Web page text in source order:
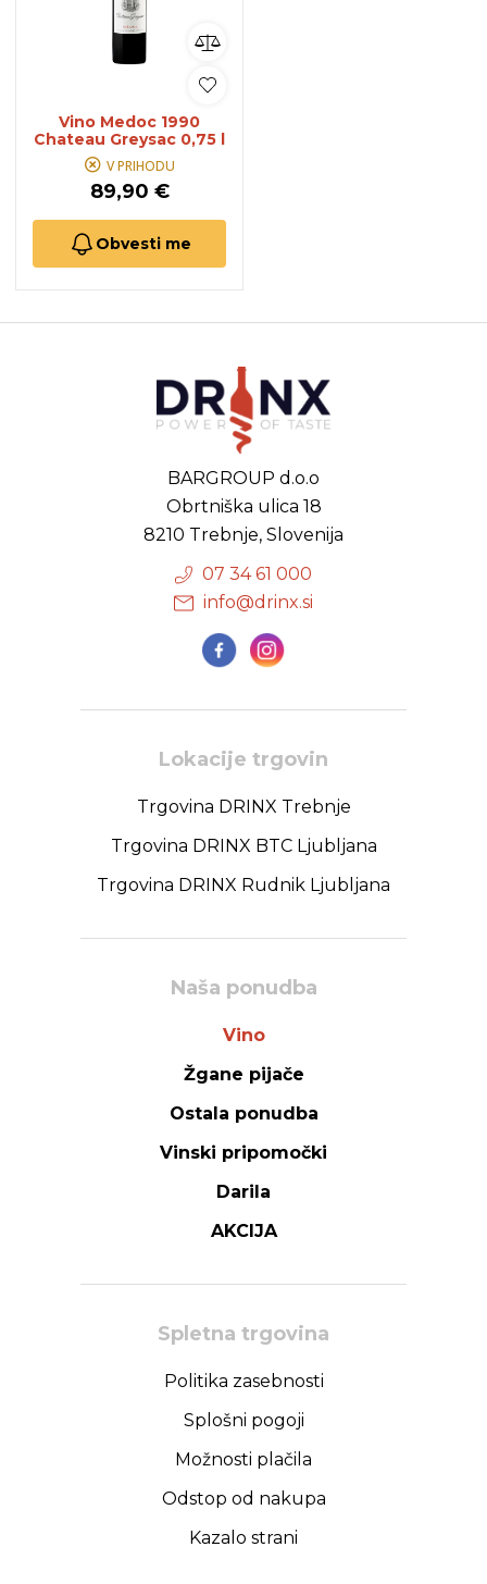
Vino Medoc 1990
Chateau Greysac 0,75 l
V PRIHODU
89,90 €
Obvesti me
BARGROUP d.o.o
Obrtniška ulica 18
8210 Trebnje, Slovenija
07 34 61 000
info@drinx.si
Lokacije trgovin
Trgovina DRINX Trebnje
Trgovina DRINX BTC Ljubljana
Trgovina DRINX Rudnik Ljubljana
Naša ponudba
Vino
Žgane pijače
Ostala ponudba
Vinski pripomočki
Darila
AKCIJA
Spletna trgovina
Politika zasebnosti
Splošni pogoji
Možnosti plačila
Odstop od nakupa
Kazalo strani